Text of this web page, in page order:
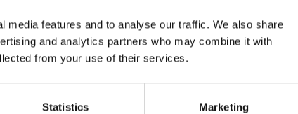
features and to analyse our traffic. We also share
and analytics partners who may combine it with
from your use of their services.
Statistics Marketing
VERTRAG
WIDERRUFEN
DAY